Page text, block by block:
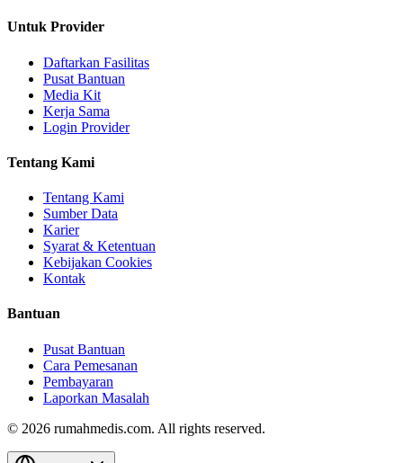
Untuk Provider
Daftarkan Fasilitas
Pusat Bantuan
Media Kit
Kerja Sama
Login Provider
Tentang Kami
Tentang Kami
Sumber Data
Karier
Syarat & Ketentuan
Kebijakan Cookies
Kontak
Bantuan
Pusat Bantuan
Cara Pemesanan
Pembayaran
Laporkan Masalah
© 2026 rumahmedis.com. All rights reserved.